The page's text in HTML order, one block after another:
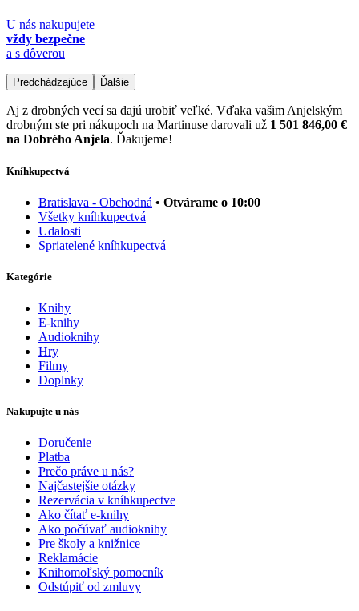
U nás nakupujete
vždy bezpečne
a s dôverou
Predchádzajúce Ďalšie
Aj z drobných vecí sa dajú urobiť veľké. Vďaka vašim Anjelským
drobným ste pri nákupoch na Martinuse darovali už 1 501 846,00 €
na Dobrého Anjela. Ďakujeme!
Kníhkupectvá
Bratislava - Obchodná • Otvárame o 10:00
Všetky kníhkupectvá
Udalosti
Spriatelené kníhkupectvá
Kategórie
Knihy
E-knihy
Audioknihy
Hry
Filmy
Doplnky
Nakupujte u nás
Doručenie
Platba
Prečo práve u nás?
Najčastejšie otázky
Rezervácia v kníhkupectve
Ako čítať e-knihy
Ako počúvať audioknihy
Pre školy a knižnice
Reklamácie
Knihomoľský pomocník
Odstúpiť od zmluvy